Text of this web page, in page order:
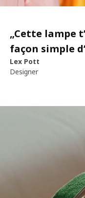
„Cette lampe
façon simple
Lex Pott
Designer